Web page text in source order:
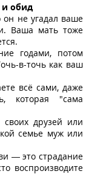
и обид
он не угадал ваше
Ваша мать тоже
годами, потом
в-точь как ваш
всё сами, даже
которая "сама
друзей или
семье муж или
— это страдание
воспроизводите